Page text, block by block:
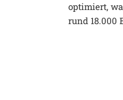
optimiert,
rund 18.000